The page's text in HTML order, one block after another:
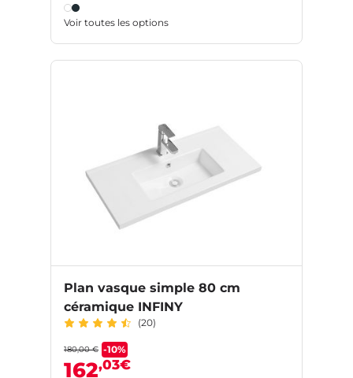
Voir toutes les options
Plan vasque simple 80 cm
céramique INFINY
(20)
180,00 € -10%
162,03€